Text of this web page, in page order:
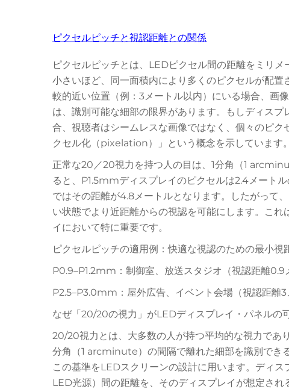
ピクセルピッチと視認距離との関係
ピクセルピッチとは、LEDピクセル間の距離をミリ
小さいほど、同一面積内により多くのピクセルが配
較的近い位置（例：3メートル以内）にいる場合、画
は、識別可能な細部の限界があります。もしディス
合、視聴者はシームレスな画像ではなく、個々のピ
クセル化（pixelation）」という概念を示しています。
正常な20／20視力を持つ人の目は、1分角（1
ると、P1.5mmディスプレイのピクセルは2.4メート
ではその距離が4.8メートルとなります。したがって
い状態でより近距離からの視認を可能にします。こ
イにおいて特に重要です。
ピクセルピッチの適用例：快適な視認のための最小視
P0.9–P1.2mm：制御室、放送スタジオ（視認距離0.9
P2.5–P3.0mm：屋外広告、イベント会場（視認距離3
なぜ「20/20の視力」がLEDディスプレイ・パネルの
20/20視力とは、大多数の人が持つ平均的な視力であ
分角（1 arcminute）の間隔で離れた細部を識別でき
この基準をLEDスクリーンの設計に用います。ディ
LED光源）間の距離を、そのディスプレイが想定さ